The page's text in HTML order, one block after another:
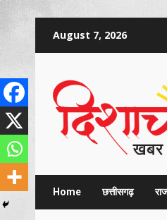
August 7, 2026
Home छत्तीसगढ़